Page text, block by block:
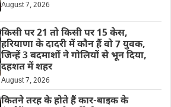
August 7, 2026
किसी पर 21 तो किसी पर 15 केस,
हरियाणा के दादरी में कौन हैं वो 7 युवक,
जिन्हें 3 बदमाशों ने गोलियों से भून दिया,
दहशत में शहर
August 7, 2026
कितने तरह के होते हैं कार-बाइक के